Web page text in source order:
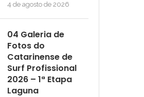
4 de agosto de 2026
04 Galeria de
Fotos do
Catarinense de
Surf Profissional
2026 – 1ª Etapa
Laguna